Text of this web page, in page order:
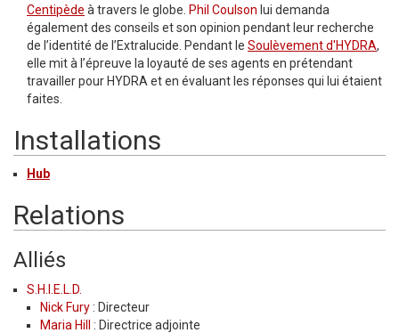
Centipède à travers le globe. Phil Coulson lui demanda
également des conseils et son opinion pendant leur recherche
de l’identité de l’Extralucide. Pendant le Soulèvement d'HYDRA,
elle mit à l’épreuve la loyauté de ses agents en prétendant
travailler pour HYDRA et en évaluant les réponses qui lui étaient
faites.
Installations
Hub
Relations
Alliés
S.H.I.E.L.D.
Nick Fury : Directeur
Maria Hill
: Directrice adjointe